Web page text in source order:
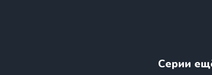
Серии